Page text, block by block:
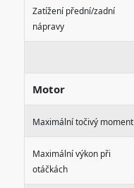
Zatížení přední/zadní
nápravy
Motor
Maximální točivý moment
Maximální výkon při
otáčkách